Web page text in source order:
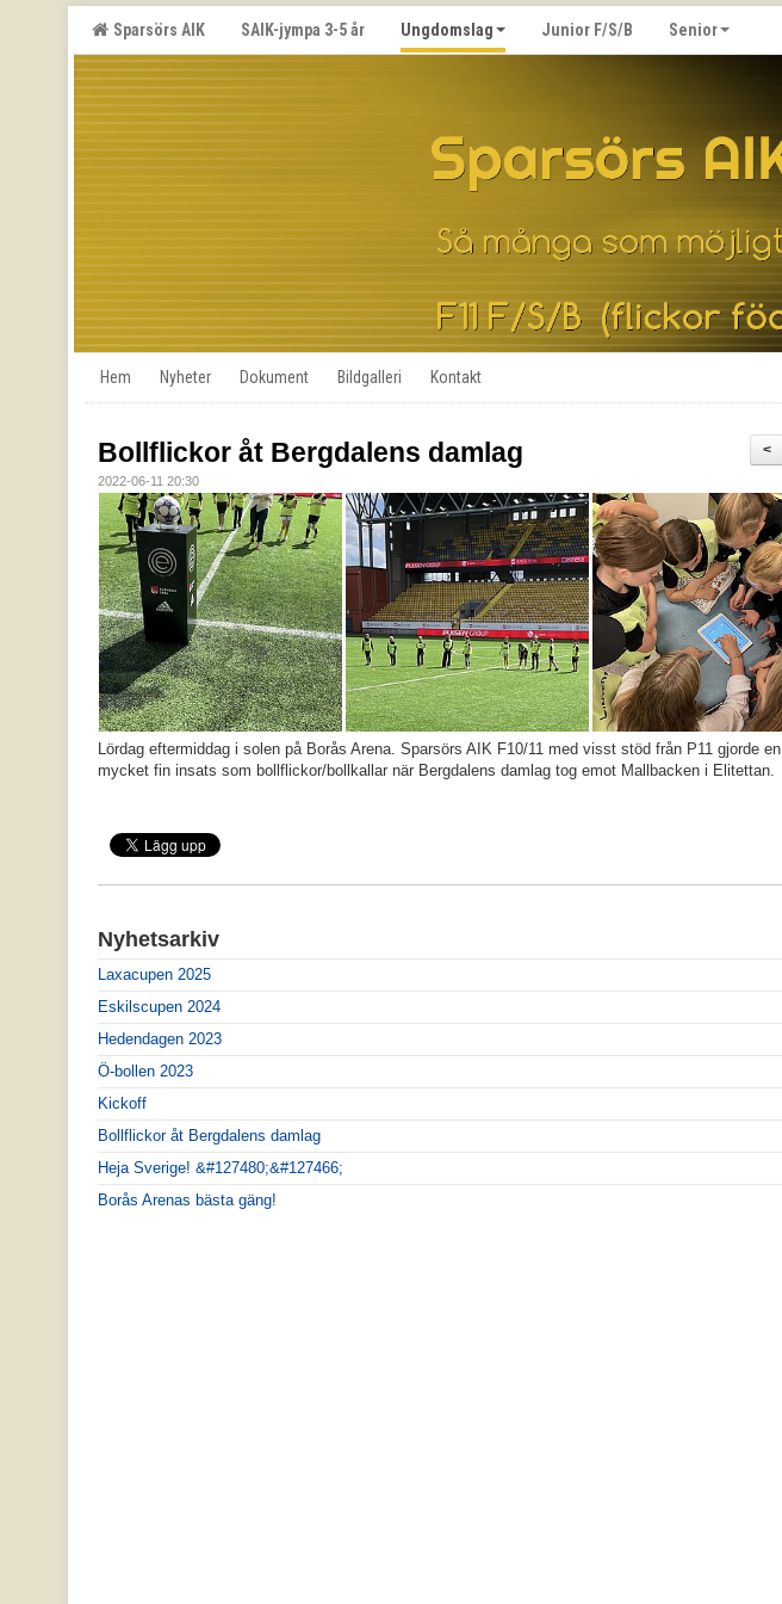
Sparsörs AIK SAIK-jympa 3-5 år Ungdomslag Junior F/S/B Senior
Hem Nyheter Dokument Bildgalleri Kontakt
<
Bollflickor åt Bergdalens damlag
2022-06-11 20:30
Lördag eftermiddag i solen på Borås Arena. Sparsörs AIK F10/11 med visst stöd från P11 gjorde en
mycket fin insats som bollflickor/bollkallar när Bergdalens damlag tog emot Mallbacken i Elitettan.
Nyhetsarkiv
Laxacupen 2025
Eskilscupen 2024
Hedendagen 2023
Ö-bollen 2023
Kickoff
Bollflickor åt Bergdalens damlag
Heja Sverige! &#127480;&#127466;
Borås Arenas bästa gäng!